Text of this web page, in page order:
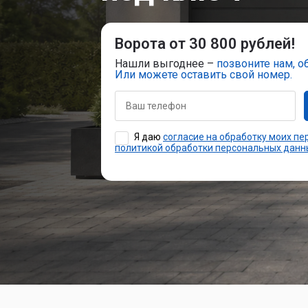
Ворота от 30 800 рублей!
Нашли выгоднее – позвоните нам,
Или можете оставить свой номер.
Я даю согласие на обработку моих
политикой обработки персональных